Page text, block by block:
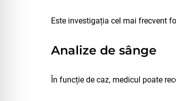
Este investigația cel mai frecvent
Analize de sânge
În funcție de caz, medicul poate